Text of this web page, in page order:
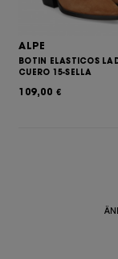
ALPE
BOTIN ELASTICOS
CUERO 15-SELLA
109,00 €